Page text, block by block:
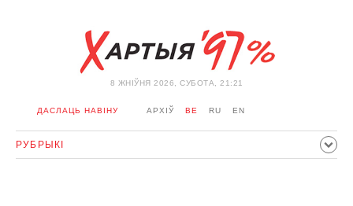
8 ЖНIЎНЯ 2026, СУБОТА, 21:21
ДАСЛАЦЬ НАВІНУ АРХІЎ BE RU EN
РУБРЫКІ